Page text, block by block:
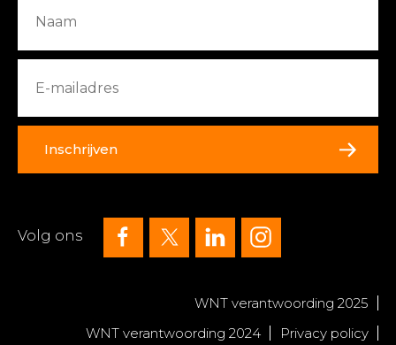
Inschrijven
Volg ons
WNT verantwoording 2025
WNT verantwoording 2024
Privacy policy